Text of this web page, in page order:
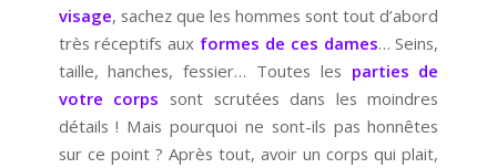
visage, sachez que les hommes sont tout d’abord
très réceptifs aux formes de ces dames… Seins,
taille, hanches, fessier… Toutes les parties de
votre corps sont scrutées dans les moindres
détails ! Mais pourquoi ne sont-ils pas honnêtes
sur ce point ? Après tout, avoir un corps qui plait,